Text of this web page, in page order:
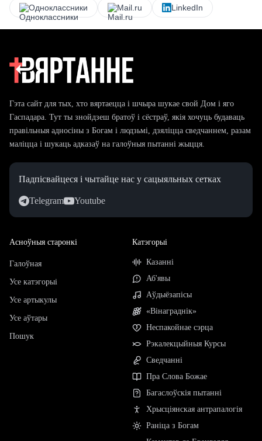
Одноклассники Mail.ru LinkedIn
Гэта сайт для тых, хто вяртаецца і шчыра шукае свой Дом і яго
Гаспадара. Тут ты знойдзеш братоў і сёстраў, якія хочуць будаваць
правільныя адносіны з Богам і людзьмі, дзяліцца сведчаннем, разам
маліцца і шукаць адказаў на галоўныя пытанні жыцця.
Падпісвайцеся і чытайце нас у сацыяльных сетках
Telegram Youtube
Асноўныя старонкі
Галоўная
Усе катэгорыі
Усе артыкулы
Усе аўтары
Пошук
Катэгорыі
Казанні
Аб'явы
Аўдыёзапісы
«Вінаграднік»
Неспакойнае сэрца
Рэкалекцыйныя Курсы
Сведчанні
Пра Слова Божае
Багаслоўскія пытанні
Хрысціянская антрапалогія
Раніца з Богам